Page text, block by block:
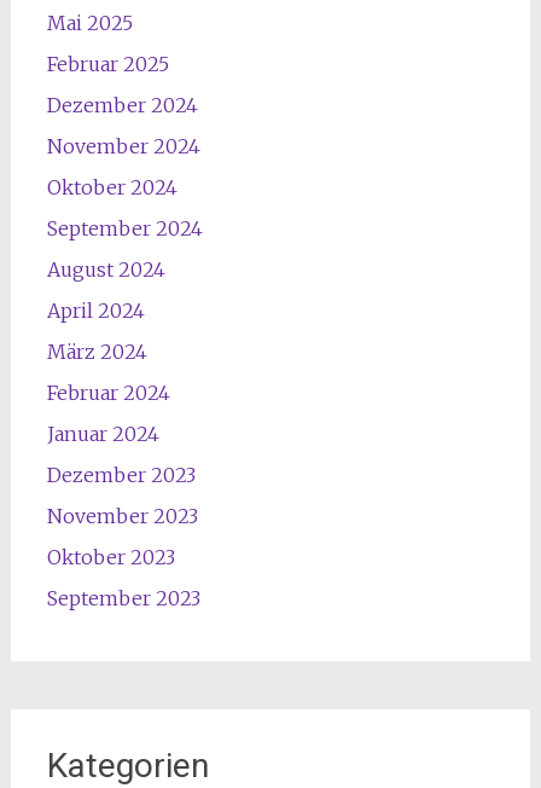
Mai 2025
Februar 2025
Dezember 2024
November 2024
Oktober 2024
September 2024
August 2024
April 2024
März 2024
Februar 2024
Januar 2024
Dezember 2023
November 2023
Oktober 2023
September 2023
Kategorien